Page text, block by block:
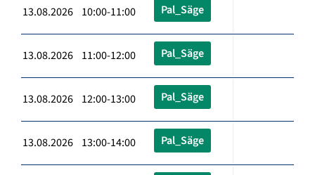
13.08.2026 10:00-11:00 Pal_Säge
13.08.2026 11:00-12:00 Pal_Säge
13.08.2026 12:00-13:00 Pal_Säge
13.08.2026 13:00-14:00 Pal_Säge